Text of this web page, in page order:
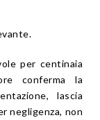
per centinaia
conferma la
lascia
negligenza, non